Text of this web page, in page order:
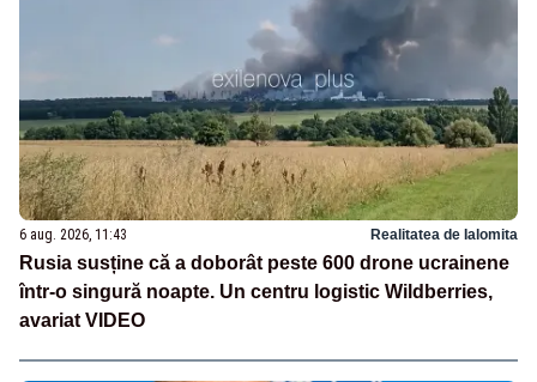
6 aug. 2026, 11:43 Realitatea de Ialomita
Rusia susține că a doborât peste 600 drone ucrainene
într-o singură noapte. Un centru logistic Wildberries,
avariat VIDEO